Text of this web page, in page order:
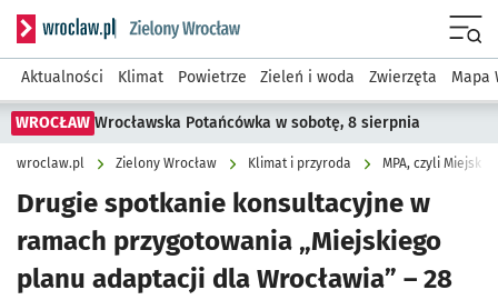
Serwis informacyjny wroclaw.pl podserwis: Środowisko we
Aktualności Klimat Powietrze Zieleń i woda Zwierzęta Mapa
WROCŁAW Wrocławska Potańcówka w sobotę, 8 sierpnia
wroclaw.pl Zielony Wrocław Klimat i przyroda MPA, czyli Miejski
Drugie spotkanie konsultacyjne w
ramach przygotowania „Miejskiego
planu adaptacji dla Wrocławia” – 28